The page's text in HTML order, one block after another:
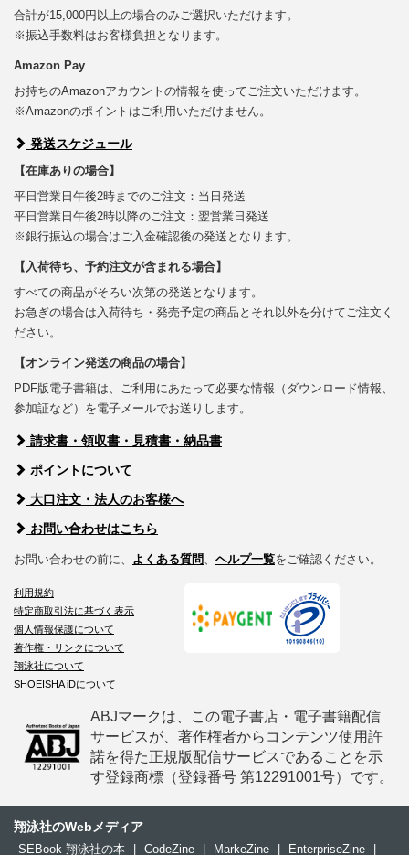
合計が15,000円以上の場合のみご選択いただけます。
※振込手数料はお客様負担となります。
Amazon Pay
お持ちのAmazonアカウントの情報を使ってご注文いただけます。
※Amazonのポイントはご利用いただけません。
発送スケジュール
【在庫ありの場合】
平日営業日午後2時までのご注文：当日発送
平日営業日午後2時以降のご注文：翌営業日発送
※銀行振込の場合はご入金確認後の発送となります。
【入荷待ち、予約注文が含まれる場合】
すべての商品がそろい次第の発送となります。
お急ぎの場合は入荷待ち・発売予定の商品とそれ以外を分けてご注文く
ださい。
【オンライン発送の商品の場合】
PDF版電子書籍は、ご利用にあたって必要な情報（ダウンロード情報、
参加証など）を電子メールでお送りします。
請求書・領収書・見積書・納品書
ポイントについて
大口注文・法人のお客様へ
お問い合わせはこちら
お問い合わせの前に、 よくある質問、 ヘルプ一覧をご確認ください。
利用規約
特定商取引法に基づく表示
個人情報保護について
著作権・リンクについて
翔泳社について
SHOEISHA iDについて
ABJマークは、この電子書店・電子書籍配信
サービスが、著作権者からコンテンツ使用許
諾を得た正規版配信サービスであることを示
す登録商標（登録番号 第12291001号）です。
翔泳社のWebメディア
SEBook 翔泳社の本 CodeZine MarkeZine EnterpriseZine